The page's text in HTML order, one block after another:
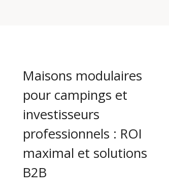
Maisons modulaires
pour campings et
investisseurs
professionnels : ROI
maximal et solutions
B2B